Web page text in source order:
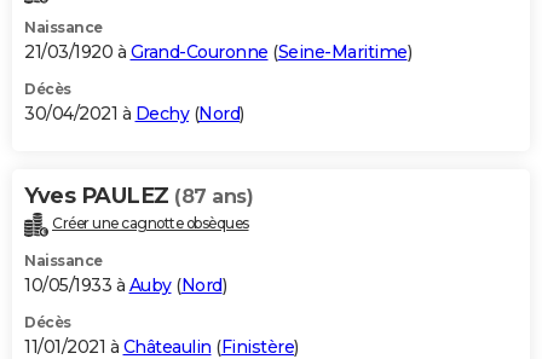
Naissance
21/03/1920 à Grand-Couronne (Seine-Maritime)
Décès
30/04/2021 à Dechy(Nord)
Yves PAULEZ (87 ans)
Créer une cagnotte obsèques
Naissance
10/05/1933 à Auby(Nord)
Décès
11/01/2021 à Châteaulin (Finistère)